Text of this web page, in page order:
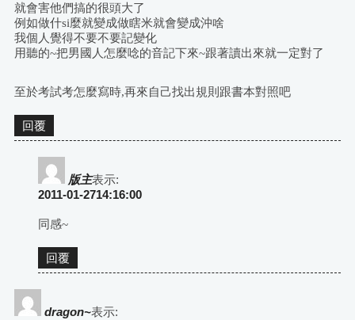
就會害他們搞的很頭大了
例如做什si麼就變成做瞎米就會變成沖啥
我個人覺得不要不要記變化
用聽的~把男國人怎麼唸的音記下來~跟著讀出來就一定對了
至於考試考怎麼寫時,再來自己找出規則跟書本對照吧
回覆
版主表示:
2011-01-2714:16:00
同感~
回覆
dragon~表示: